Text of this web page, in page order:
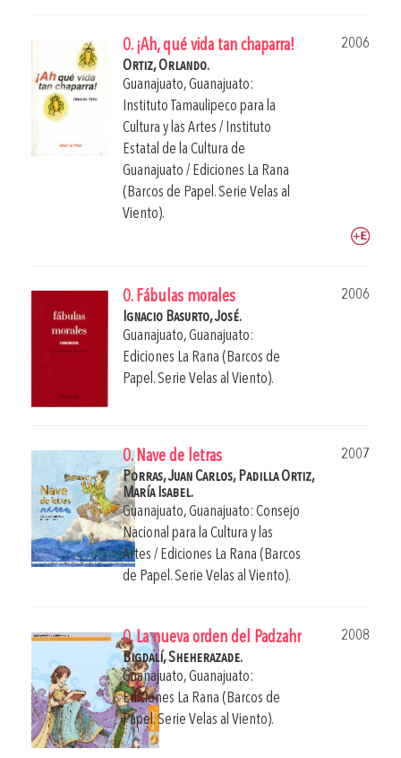
0. ¡Ah, qué vida tan chaparra!
2006
Ortiz, Orlando.
Guanajuato, Guanajuato:
Instituto Tamaulipeco para la
Cultura y las Artes / Instituto
Estatal de la Cultura de
Guanajuato / Ediciones La Rana
(Barcos de Papel. Serie Velas al
Viento).
0. Fábulas morales
2006
Ignacio Basurto, José.
Guanajuato, Guanajuato:
Ediciones La Rana (Barcos de
Papel. Serie Velas al Viento).
0. Nave de letras
2007
Porras, Juan Carlos, Padilla Ortiz,
María Isabel.
Guanajuato, Guanajuato: Consejo
Nacional para la Cultura y las
Artes / Ediciones La Rana (Barcos
de Papel. Serie Velas al Viento).
0. La nueva orden del Padzahr
2008
Bigdalí, Sheherazade.
Guanajuato, Guanajuato:
Ediciones La Rana (Barcos de
Papel. Serie Velas al Viento).